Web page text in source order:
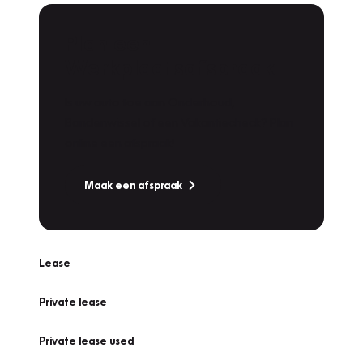
Maak een afspraak
Lease
Private lease
Private lease used